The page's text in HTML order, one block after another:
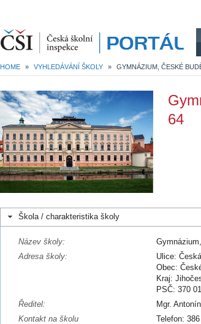
HOME » VYHLEDÁVÁNÍ ŠKOLY » GYMNÁZIUM, ČESKÉ
64
Škola / charakteristika školy
Název školy:
Adresa školy:
Ulice:
Obec:
Kraj:
PSČ: 370 01
Ředitel:
Mgr.
Kontakt na školu
Telefon: